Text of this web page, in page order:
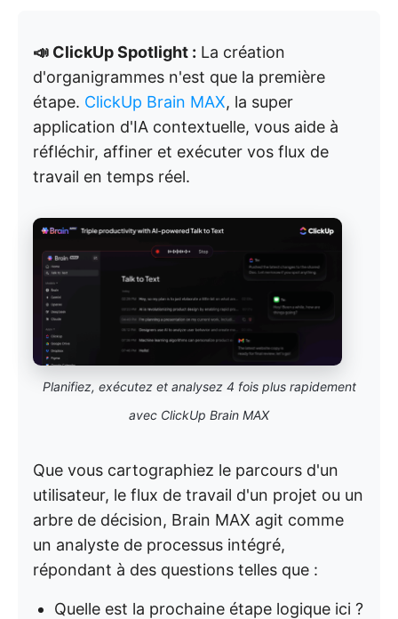
📣 ClickUp Spotlight : La création
d'organigrammes n'est que la première
étape. ClickUp Brain MAX, la super
application d'IA contextuelle, vous aide à
réfléchir, affiner et exécuter vos flux de
travail en temps réel.
Planifiez, exécutez et analysez 4 fois plus rapidement
avec ClickUp Brain MAX
Que vous cartographiez le parcours d'un
utilisateur, le flux de travail d'un projet ou un
arbre de décision, Brain MAX agit comme
un analyste de processus intégré,
répondant à des questions telles que :
Quelle est la prochaine étape logique ici ?